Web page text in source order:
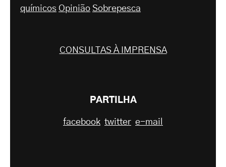
químicos Opinião Sobrepesca
CONSULTAS À IMPRENSA
PARTILHA
facebook twitter e-mail